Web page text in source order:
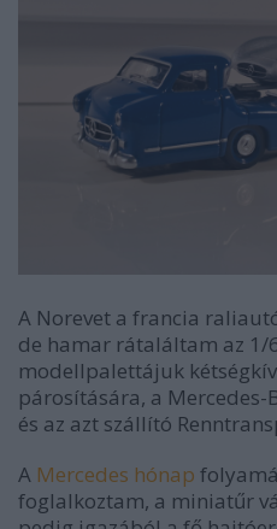
A Norevet a francia
de hamar rátaláltam az 1/
modellpalettájuk
párosítására, a Mercedes-
és az azt szállító
A Mercedes hónap
foglalkoztam, a miniatűr